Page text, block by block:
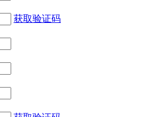
获取验证码